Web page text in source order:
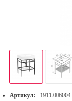
Артикул:
1911.006004